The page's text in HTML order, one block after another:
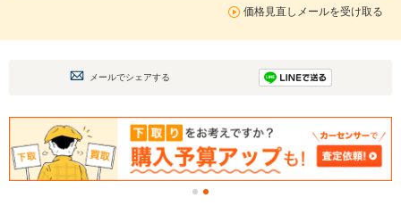
価格見直しメールを受け取る
メールでシェアする